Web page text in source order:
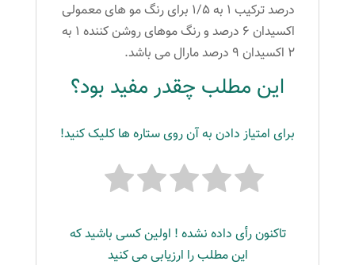
درصد ترکیب ۱ به ۱/۵ برای رنگ مو های معمولی
اکسیدان ۶ درصد و رنگ موهای روشن کننده ۱ به
۲ اکسیدان ۹ درصد مارال می باشد.
این مطلب چقدر مفید بود؟
برای امتیاز دادن به آن روی ستاره ها کلیک کنید!
تاکنون رأی داده نشده ! اولین کسی باشید که
این مطلب را ارزیابی می کنید